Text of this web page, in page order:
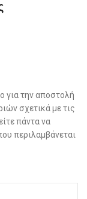
για την αποστολή
σχετικά με τις
πάντα να
περιλαμβάνεται